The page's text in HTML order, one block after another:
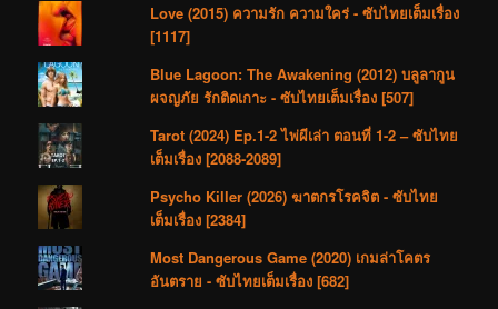
Love (2015) ความรัก ความใคร่ - ซับไทยเต็มเรื่อง
[1117]
Blue Lagoon: The Awakening (2012) บลูลากูน
ผจญภัย รักติดเกาะ - ซับไทยเต็มเรื่อง [507]
Tarot (2024) Ep.1-2 ไพ่ผีเล่า ตอนที่ 1-2 – ซับไทย
เต็มเรื่อง [2088-2089]
Psycho Killer (2026) ฆาตกรโรคจิต - ซับไทย
เต็มเรื่อง [2384]
Most Dangerous Game (2020) เกมล่าโคตร
อันตราย - ซับไทยเต็มเรื่อง [682]